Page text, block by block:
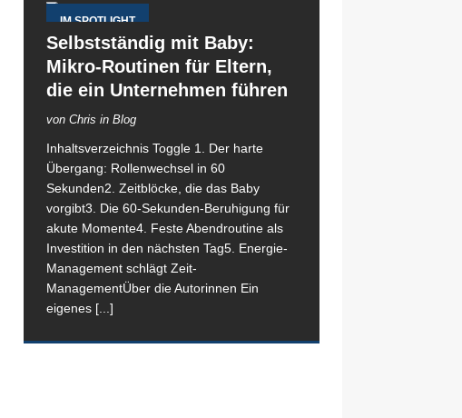
IM SPOTLIGHT
Selbstständig mit Baby:
Mikro-Routinen für Eltern,
die ein Unternehmen führen
von Chris in Blog
Inhaltsverzeichnis Toggle 1. Der harte
Übergang: Rollenwechsel in 60
Sekunden2. Zeitblöcke, die das Baby
vorgibt3. Die 60-Sekunden-Beruhigung für
akute Momente4. Feste Abendroutine als
Investition in den nächsten Tag5. Energie-
Management schlägt Zeit-
ManagementÜber die Autorinnen Ein
eigenes [...]